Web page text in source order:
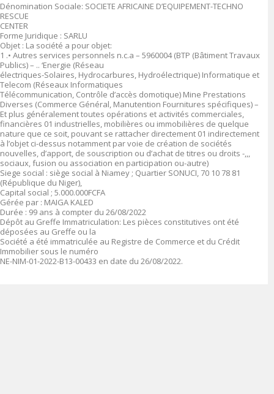
Dénomination Sociale: SOCIETE AFRICAINE D’EQUIPEMENT-TECHNO
RESCUE
CENTER
Forme Juridique : SARLU
Objet : La société a pour objet:
1 .• Autres services personnels n.c.a – 5960004 (BTP (Bâtiment Travaux
Publics) – .. ‘Energie (Réseau
électriques-Solaires, Hydrocarbures, Hydroélectrique) Informatique et
Telecom (Réseaux Informatiques
Télécommunication, Contrôle d’accès domotique) Mine Prestations
Diverses (Commerce Général, Manutention Fournitures spécifiques) –
Et plus généralement toutes opérations et activités commerciales,
financières 01 industrielles, mobilières ou immobilières de quelque
nature que ce soit, pouvant se rattacher directement 01 indirectement
à l’objet ci-dessus notamment par voie de création de sociétés
nouvelles, d’apport, de souscription ou d’achat de titres ou droits -,,,
sociaux, fusion ou association en participation ou-autre)
Siege social : siège social à Niamey ; Quartier SONUCI, 70 10 78 81
(République du Niger),
Capital social ; 5.000.000FCFA
Gérée par : MAIGA KALED
Durée : 99 ans à compter du 26/08/2022
Dépôt au Greffe Immatriculation: Les pièces constitutives ont été
déposées au Greffe ou la
Société a été immatriculée au Registre de Commerce et du Crédit
Immobilier sous le numéro
NE-NIM-01-2022-B13-00433 en date du 26/08/2022.